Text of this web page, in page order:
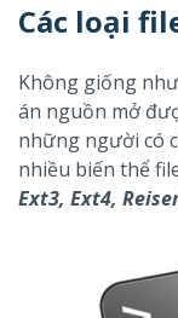
Các loại
Không giống như
án nguồn mở
những người có
nhiều biến thể
Ext3, Ext4,